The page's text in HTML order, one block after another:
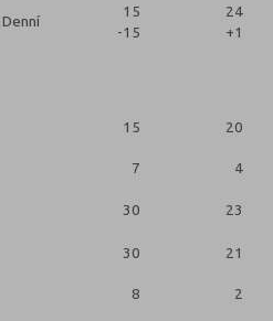
Denní
15
-15
24
+1
15 20
7 4
30 23
30 21
8 2